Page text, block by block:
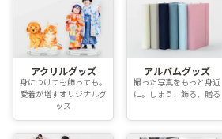
アクリルグッズ
身につけても飾っても。
愛着が増すオリジナルグ
ッズ
アルバムグッズ
撮った写真をもっと身近
に。しまう、飾る、贈る